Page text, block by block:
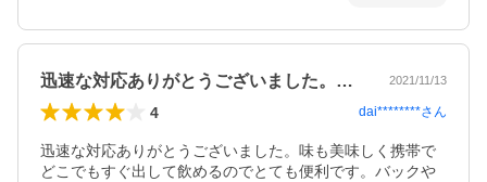
迅速な対応ありがとうございました。味も… 2021/11/13
4 dai********さん
迅速な対応ありがとうございました。味も美味しく携帯で
どこでもすぐ出して飲めるのでとても便利です。バックや